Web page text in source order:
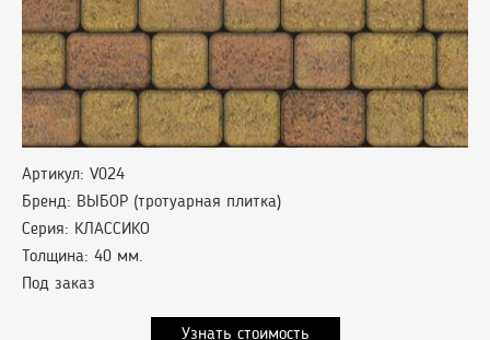
Артикул: V024
Бренд: ВЫБОР (тротуарная плитка)
Серия: КЛАССИКО
Толщина: 40 мм.
Под заказ
Узнать стоимость